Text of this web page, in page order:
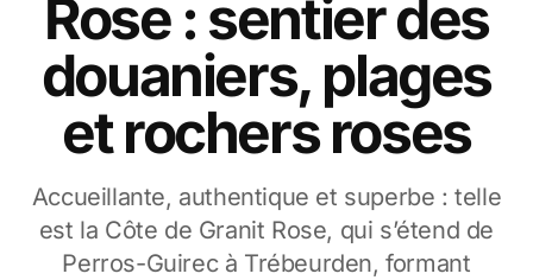
Rose : sentier des
douaniers, plages
et rochers roses
Accueillante, authentique et superbe : telle
est la Côte de Granit Rose, qui s’étend de
Perros-Guirec à Trébeurden, formant